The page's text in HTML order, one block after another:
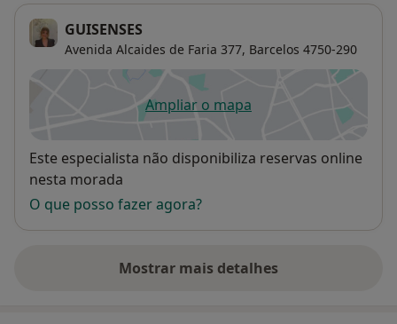
GUISENSES
Avenida Alcaides de Faria 377, Barcelos 4750-290
Ampliar o mapaabre num novo separador
Disponibilidade
Este especialista não disponibiliza reservas online
nesta morada
O que posso fazer agora?
Mostrar mais detalhes
sobre o endereço